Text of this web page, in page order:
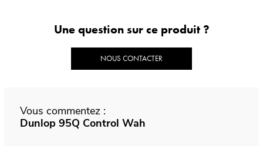
Une question sur ce produit ?
NOUS CONTACTER
Vous commentez :
Dunlop 95Q Control Wah